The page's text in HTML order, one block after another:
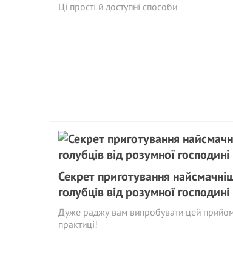
Ці прості й доступні способи
Секрет приготування
голубців від розумної господині
Дуже раджу вам випробувати цей
практиці!